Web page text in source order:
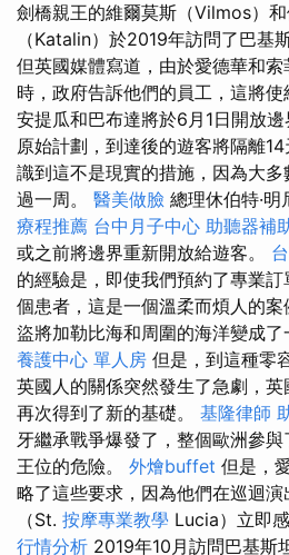
劍橋親王的維爾莫斯（Vilmos）
（Katalin）於2019年訪問了巴基
但英國媒體寫道，由於愛德華和
時，政府告訴他們的員工，這將使
安提瓜和巴布達將於6月1日開放邊
原始計劃，到達後的遊客將隔離
識到這不是現實的措施，因為大
過一周。 醫美做臉 總理休伯特·
療程推薦 台中月子中心 助聽器補
或之前將邊界重新開放給遊客。
的經驗是，即使我們預約了專業
個患者，這是一個溫柔而煩人的
盜將加勒比海和周圍的海洋變成了
養護中心 單人房 但是，到這種零
英國人的關係突然發生了急劇，
再次得到了新的基礎。 基隆律師
牙繼承戰爭爆發了，整個歐洲參
王位的危險。 外燴buffet 但是，
略了這些要求，因為他們在巡迴
（St. 按摩專業教學 Lucia）立即
行情分析 2019年10月訪問巴基斯